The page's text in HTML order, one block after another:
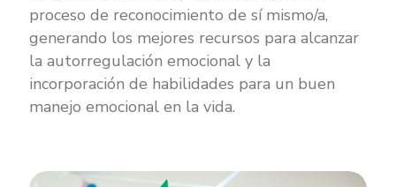
proceso de reconocimiento de sí mismo/a,
generando los mejores recursos para alcanzar
la autorregulación emocional y la
incorporación de habilidades para un buen
manejo emocional en la vida.